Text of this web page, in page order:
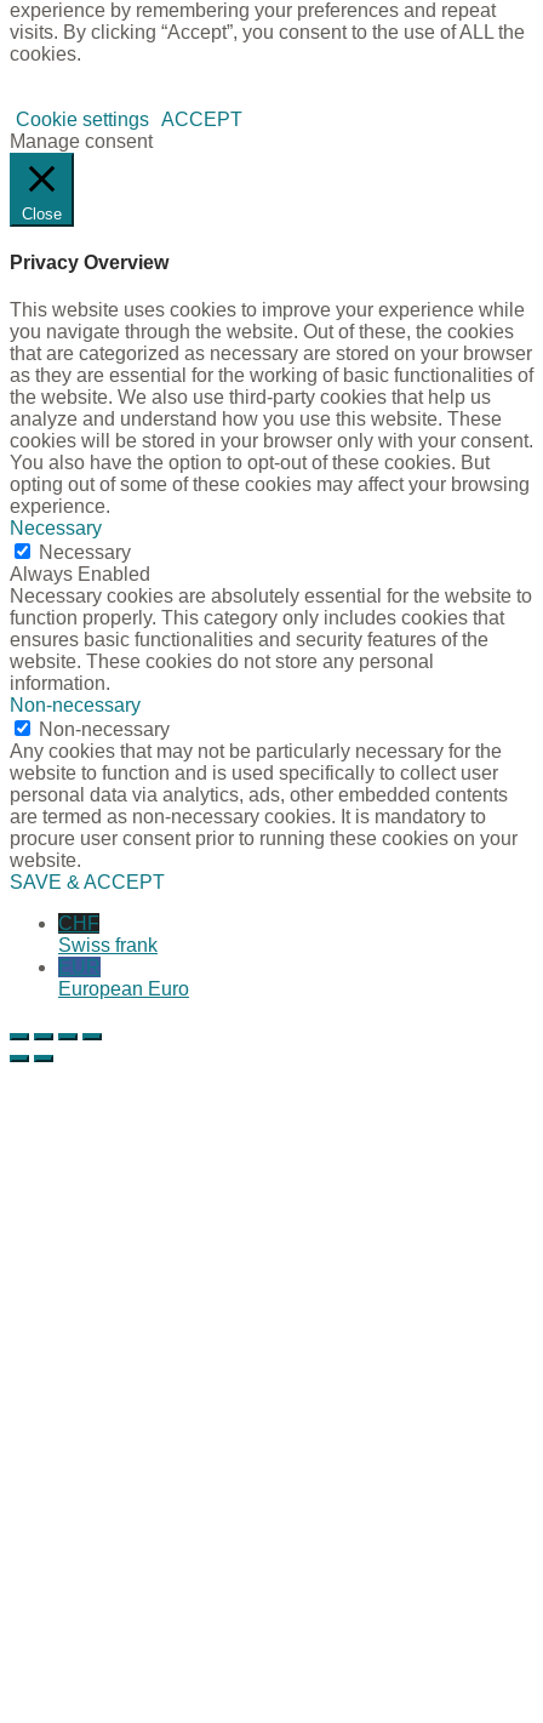
experience by remembering your preferences and repeat
visits. By clicking “Accept”, you consent to the use of ALL the
cookies.
Cookie settings ACCEPT
Manage consent
Close
Privacy Overview
This website uses cookies to improve your experience while
you navigate through the website. Out of these, the cookies
that are categorized as necessary are stored on your browser
as they are essential for the working of basic functionalities of
the website. We also use third-party cookies that help us
analyze and understand how you use this website. These
cookies will be stored in your browser only with your consent.
You also have the option to opt-out of these cookies. But
opting out of some of these cookies may affect your browsing
experience.
Necessary
Necessary
Always Enabled
Necessary cookies are absolutely essential for the website to
function properly. This category only includes cookies that
ensures basic functionalities and security features of the
website. These cookies do not store any personal
information.
Non-necessary
Non-necessary
Any cookies that may not be particularly necessary for the
website to function and is used specifically to collect user
personal data via analytics, ads, other embedded contents
are termed as non-necessary cookies. It is mandatory to
procure user consent prior to running these cookies on your
website.
SAVE & ACCEPT
CHF
Swiss frank
EUR
European Euro